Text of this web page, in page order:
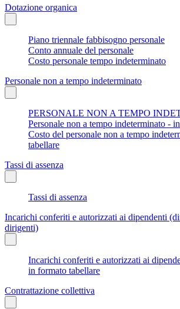
Dotazione organica
Piano triennale fabbisogno personale
Conto annuale del personale
Costo personale tempo indeterminato
Personale non a tempo indeterminato
PERSONALE NON A TEMPO
Personale non a tempo indeterminato -
Costo del personale non a tempo
tabellare
Tassi di assenza
Tassi di assenza
Incarichi conferiti e autorizzati ai dipendenti
dirigenti)
Incarichi conferiti e autorizzati ai
in formato tabellare
Contrattazione collettiva